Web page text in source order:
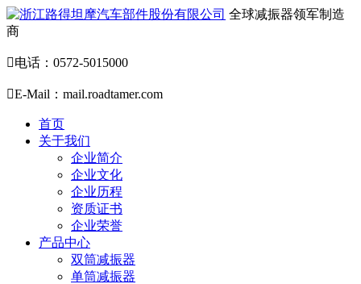
全球减振器领军制造
商
电话：0572-5015000
E-Mail：mail.roadtamer.com
首页
关于我们
企业简介
企业文化
企业历程
资质证书
企业荣誉
产品中心
双筒减振器
单筒减振器